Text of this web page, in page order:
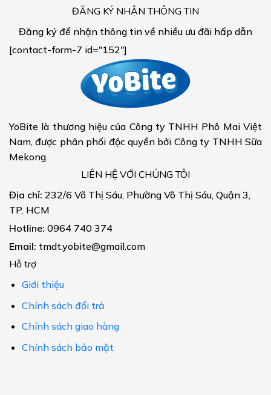
ĐĂNG KÝ NHẬN THÔNG TIN
Đăng ký để nhận thông tin về nhiều ưu đãi hấp dẫn
[contact-form-7 id="152"]
YoBite là thương hiệu của Công ty TNHH Phô Mai Việt
Nam, được phân phối độc quyền bởi Công ty TNHH Sữa
Mekong.
LIÊN HỆ VỚI CHÚNG TÔI
Địa chỉ: 232/6 Võ Thị Sáu, Phường Võ Thị Sáu, Quận 3,
TP. HCM
Hotline: 0964 740 374
Email: tmdt.yobite@gmail.com
Hỗ trợ
Giới thiệu
Chính sách đổi trả
Chính sách giao hàng
Chính sách bảo mật